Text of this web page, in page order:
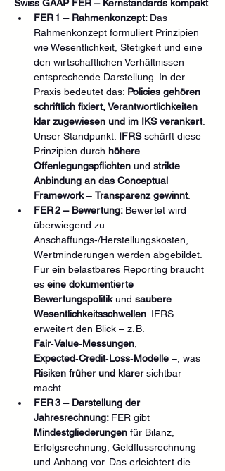
Swiss GAAP FER – Kernstandards kompakt
FER 1 – Rahmenkonzept: Das
Rahmenkonzept formuliert Prinzipien
wie Wesentlichkeit, Stetigkeit und eine
den wirtschaftlichen Verhältnissen
entsprechende Darstellung. In der
Praxis bedeutet das: Policies gehören
schriftlich fixiert, Verantwortlichkeiten
klar zugewiesen und im IKS verankert.
Unser Standpunkt: IFRS schärft diese
Prinzipien durch höhere
Offenlegungspflichten und strikte
Anbindung an das Conceptual
Framework – Transparenz gewinnt.
FER 2 – Bewertung: Bewertet wird
überwiegend zu
Anschaffungs‑/Herstellungskosten,
Wertminderungen werden abgebildet.
Für ein belastbares Reporting braucht
es eine dokumentierte
Bewertungspolitik und saubere
Wesentlichkeitsschwellen . IFRS
erweitert den Blick – z. B.
Fair‑Value‑Messungen
Expected‑Credit‑Loss‑Modelle –, was
Risiken früher und klarer sichtbar
macht.
FER 3 – Darstellung der
Jahresrechnung: FER gibt
Mindestgliederungen für Bilanz,
Erfolgsrechnung, Geldflussrechnung
und Anhang vor. Das erleichtert die